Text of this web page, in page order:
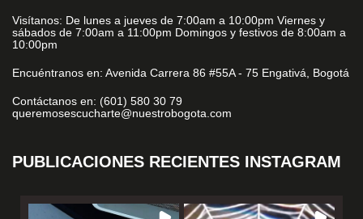
Visítanos: De lunes a jueves de 7:00am a 10:00pm Viernes y
sábados de 7:00am a 11:00pm Domingos y festivos de 8:00am a
10:00pm
Encuéntranos en: Avenida Carrera 86 #55A - 75 Engativá, Bogotá
Contáctanos en: (601) 580 30 79
queremosescucharte@nuestrobogota.com
PUBLICACIONES RECIENTES INSTAGRAM